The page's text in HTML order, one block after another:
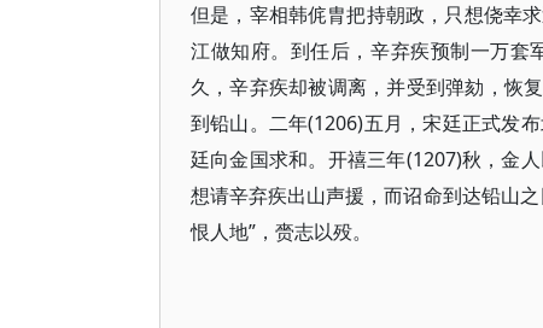
但是，宰相韩侂胄把持朝政，只想侥幸
江做知府。到任后，辛弃疾预制一万套
久，辛弃疾却被调离，并受到弹劾，恢
到铅山。二年(1206)五月，宋廷正式发
廷向金国求和。开禧三年(1207)秋，金
想请辛弃疾出山声援，而诏命到达铅山
恨人地”，赍志以殁。